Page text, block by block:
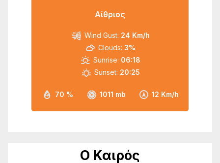
Αίθριος
70 % 1011 mb 12 Km/h
Wind Gust: 24 Km/h
Clouds: 3%
Sunrise: 06:18
Sunset: 20:25
Ο Καιρός